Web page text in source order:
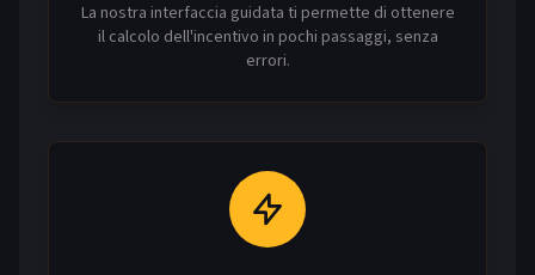
La nostra interfaccia guidata ti permette di ottenere
il calcolo dell'incentivo in pochi passaggi, senza
errori.